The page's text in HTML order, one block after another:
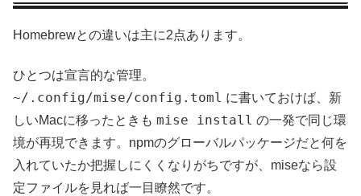
Homebrewとの違いは主に2点あります。
ひとつは宣言的な管理。
~/.config/mise/config.toml に書いておけば、新
しいMacに移ったときも mise install の一発で同じ環
境が再現できます。npmのグローバルパッケージだと何を
入れていたか把握しにくくなりがちですが、miseなら設
定ファイルを見れば一目瞭然です。